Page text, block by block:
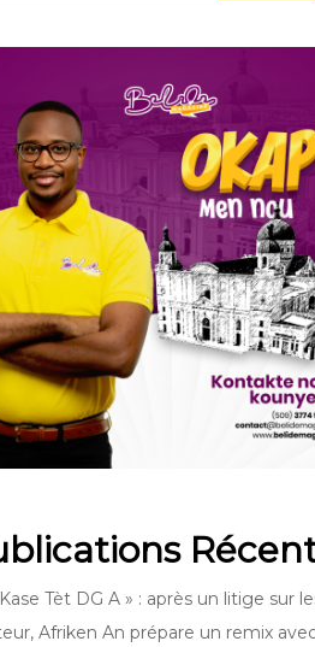
Tèt DG A » : après un litige sur
Afriken An prépare un remix